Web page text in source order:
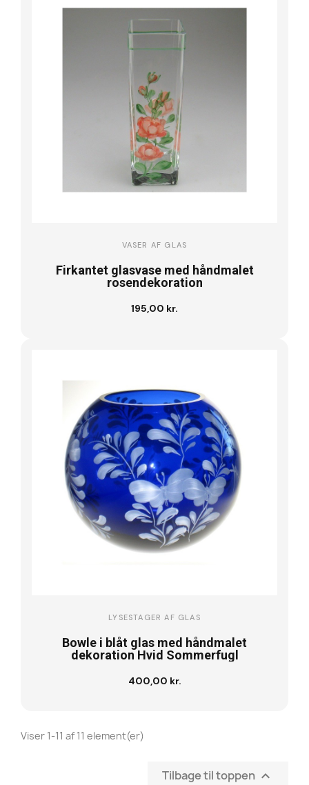
VASER AF GLAS
Firkantet glasvase med håndmalet
rosendekoration
195,00 kr.
Læg i kurv
LYSESTAGER AF GLAS
Bowle i blåt glas med håndmalet
dekoration Hvid Sommerfugl
400,00 kr.
Læg i kurv
Viser 1-11 af 11 element(er)
Tilbage til toppen 